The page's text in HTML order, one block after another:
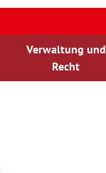
Verwaltung und
Recht